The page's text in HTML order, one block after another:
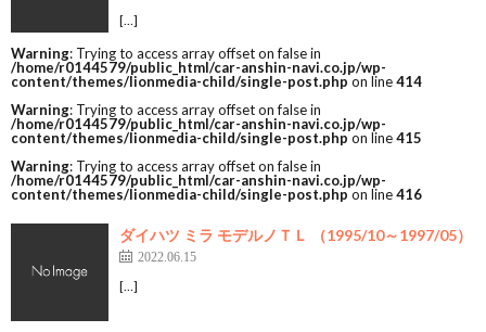
[…]
Warning: Trying to access array offset on false in
/home/r0144579/public_html/car-anshin-navi.co.jp/wp-
content/themes/lionmedia-child/single-post.php on line414
Warning: Trying to access array offset on false in
/home/r0144579/public_html/car-anshin-navi.co.jp/wp-
content/themes/lionmedia-child/single-post.php on line415
Warning: Trying to access array offset on false in
/home/r0144579/public_html/car-anshin-navi.co.jp/wp-
content/themes/lionmedia-child/single-post.php on line416
ダイハツ ミラ モデルノＴＬ （1995/10～1997/05）
2022.06.15
[…]